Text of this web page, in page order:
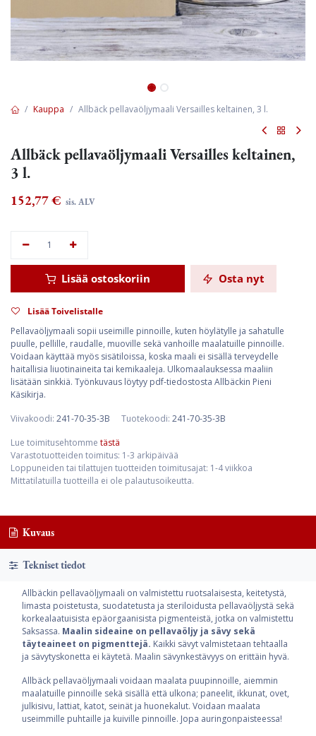
Kauppa Allbäck pellavaöljymaali Versailles keltainen, 3 l.
Allbäck pellavaöljymaali Versailles keltainen,
3 l.
152,77€ sis. ALV
Lisää ostoskoriin Osta nyt
Lisää Toivelistalle
Pellavaöljymaali sopii useimille pinnoille, kuten höylätylle ja sahatulle
puulle, pellille, raudalle, muoville sekä vanhoille maalatuille pinnoille.
Voidaan käyttää myös sisätiloissa, koska maali ei sisällä terveydelle
haitallisia liuotinaineita tai kemikaaleja. Ulkomaalauksessa maaliin
lisätään sinkkiä. Työnkuvaus löytyy pdf-tiedostosta Allbäckin Pieni
Käsikirja.
Viivakoodi: 241-70-35-3B Tuotekoodi: 241-70-35-3B
Lue toimitusehtomme tästä
Varastotuotteiden toimitus: 1-3 arkipäivää
Loppuneiden tai tilattujen tuotteiden toimitusajat: 1-4 viikkoa
Mittatilatuilla tuotteilla ei ole palautusoikeutta.
Kuvaus
Tekniset tiedot
Allbäckin pellavaöljymaali on valmistettu ruotsalaisesta, keitetystä,
limasta poistetusta, suodatetusta ja steriloidusta pellavaöljystä sekä
korkealaatuisista epäorgaanisista pigmenteistä, jotka on valmistettu
Saksassa. Maalin sideaine on pellavaöljy ja sävy sekä
täyteaineet on pigmenttejä. Kaikki sävyt valmistetaan tehtaalla
ja sävytyskonetta ei käytetä. Maalin sävynkestävyys on erittäin hyvä.
Allbäck pellavaöljymaali voidaan maalata puupinnoille, aiemmin
maalatuille pinnoille sekä sisällä että ulkona; paneelit, ikkunat, ovet,
julkisivu, lattiat, katot, seinät ja huonekalut. Voidaan maalata
useimmille puhtaille ja kuiville pinnoille. Jopa auringonpaisteessa!